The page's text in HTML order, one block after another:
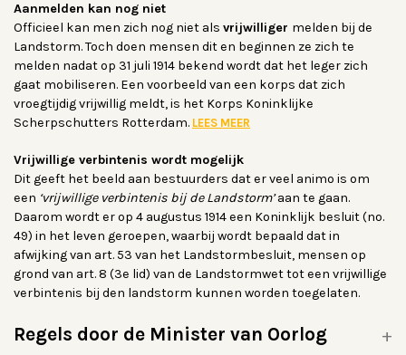
Aanmelden kan nog niet
Officieel kan men zich nog niet als vrijwilliger melden bij de
Landstorm. Toch doen mensen dit en beginnen ze zich te
melden nadat op 31 juli 1914 bekend wordt dat het leger zich
gaat mobiliseren. Een voorbeeld van een korps dat zich
vroegtijdig vrijwillig meldt, is het Korps Koninklijke
Scherpschutters Rotterdam. LEES MEER
Vrijwillige verbintenis wordt mogelijk
Dit geeft het beeld aan bestuurders dat er veel animo is om
een ‘vrijwillige verbintenis bij de Landstorm’aan te gaan.
Daarom wordt er op 4 augustus 1914 een Koninklijk besluit (no.
49) in het leven geroepen, waarbij wordt bepaald dat in
afwijking van art. 53 van het Landstormbesluit, mensen op
grond van art. 8 (3e lid) van de Landstormwet tot een vrijwillige
verbintenis bij den landstorm kunnen worden toegelaten.
Regels door de Minister van Oorlog